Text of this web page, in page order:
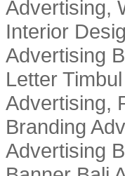
Advertising,
Interior
Advertising
Letter
Advertising,
Branding
Advertising